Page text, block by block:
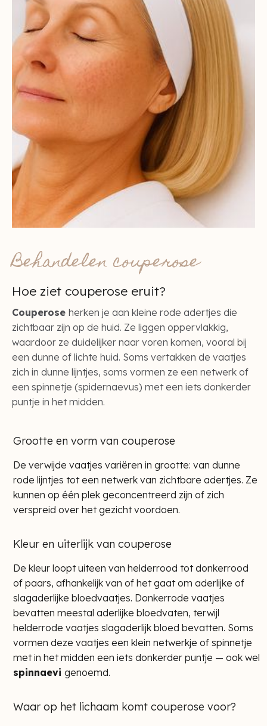
Behandelen couperose
Hoe ziet couperose eruit?
Couperose herken je aan kleine rode adertjes die
zichtbaar zijn op de huid. Ze liggen oppervlakkig,
waardoor ze duidelijker naar voren komen, vooral bij
een dunne of lichte huid. Soms vertakken de vaatjes
zich in dunne lijntjes, soms vormen ze een netwerk of
een spinnetje (spidernaevus) met een iets donkerder
puntje in het midden.
Grootte en vorm van couperose
De verwijde vaatjes variëren in grootte: van dunne
rode lijntjes tot een netwerk van zichtbare adertjes. Ze
kunnen op één plek geconcentreerd zijn of zich
verspreid over het gezicht voordoen.
Kleur en uiterlijk van couperose
De kleur loopt uiteen van helderrood tot donkerrood
of paars, afhankelijk van of het gaat om aderlijke of
slagaderlijke bloedvaatjes. Donkerrode vaatjes
bevatten meestal aderlijke bloedvaten, terwijl
helderrode vaatjes slagaderlijk bloed bevatten. Soms
vormen deze vaatjes een klein netwerkje of spinnetje
met in het midden een iets donkerder puntje — ook wel
spinnaevi genoemd.
Waar op het lichaam komt couperose voor?